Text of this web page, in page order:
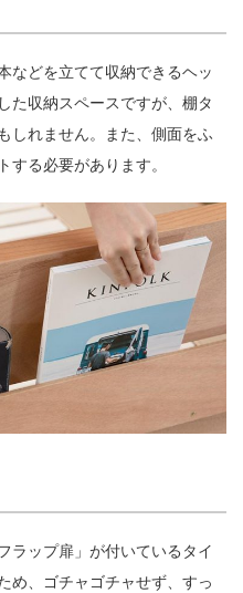
などを立てて収納できるヘッ
た収納スペースですが、棚タ
しれません。また、側面をふ
する必要があります。
ラップ扉」が付いているタイ
め、ゴチャゴチャせず、すっ